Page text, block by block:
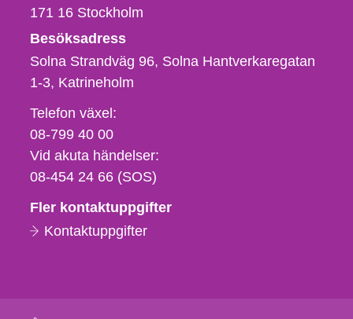
171 16 Stockholm
Besöksadress
Solna Strandväg 96, Solna Hantverkaregatan
1-3 Katrineholm
Telefon,
fax
och
e-
Telefon växel:
08-799 40 00
Vid akuta händelser:
08-454 24 66 (SOS)
Fler kontaktuppgifter
Kontaktuppgifter